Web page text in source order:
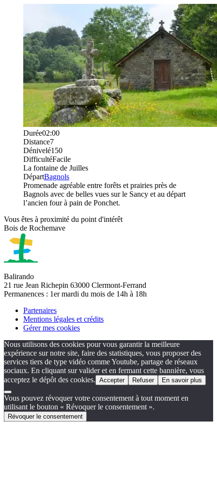
Durée02:00
Distance7
Dénivelé150
DifficultéFacile
La fontaine de Juilles
DépartBagnols
Promenade agréable entre forêts et prairies près de
Bagnols avec de belles vues sur le Sancy et au départ
l’ancien four à pain de Ponchet.
Vous êtes à proximité du point d'intérêt
Bois de Rochemave
Balirando
21 rue Jean Richepin 63000 Clermont-Ferrand
Permanences : 1er mardi du mois de 14h à 18h
Partenaires
Mentions légales et crédits
Gérer mes cookies
Nous utilisons des cookies pour vous garantir la meilleure
expérience sur notre site, faire des statistiques, vous proposer des
services tiers de type vidéo comme Youtube, partage de réseaux
sociaux. En cliquant sur valider et en fermant cette bannière, vous
acceptez le dépôt des cookies. Accepter Refuser En savoir plus
Vous pouvez révoquer votre consentement à tout moment en
utilisant le bouton « Révoquer le consentement ».
Révoquer le consentement